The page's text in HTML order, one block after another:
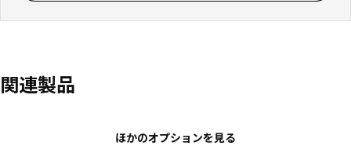
関連製品
ほかのオプションを見る